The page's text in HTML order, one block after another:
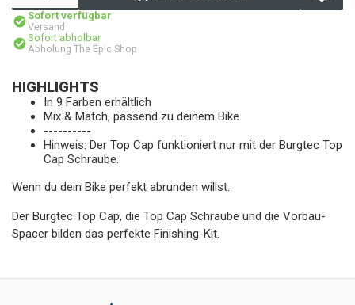
Sofort verfügbar
Versand
Sofort abholbar
Abholung The Epic Shop
HIGHLIGHTS
In 9 Farben erhältlich
Mix & Match, passend zu deinem Bike
----------
Hinweis: Der Top Cap funktioniert nur mit der Burgtec Top
Cap Schraube.
Wenn du dein Bike perfekt abrunden willst.
Der Burgtec Top Cap, die Top Cap Schraube und die Vorbau-
Spacer bilden das perfekte Finishing-Kit.